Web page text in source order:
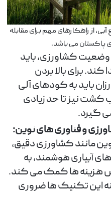
از راهکارهای مهم برای مقابله
پاکستان می باشد.
وضعیت کشاورزی، باید
برای بالا بردن
باید به کودهای آلی
کشت نیز تا حد زیادی
گیرد.
و فناوری های نوین:
مانند کشاورزی دقیق،
آبیاری هوشمند، به
هزینه ها کمک می کند.
این تکنیک ها ضروری